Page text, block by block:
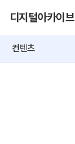
디지털아카이브
컨텐츠